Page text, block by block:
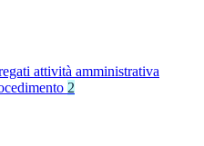
attività amministrativa
2